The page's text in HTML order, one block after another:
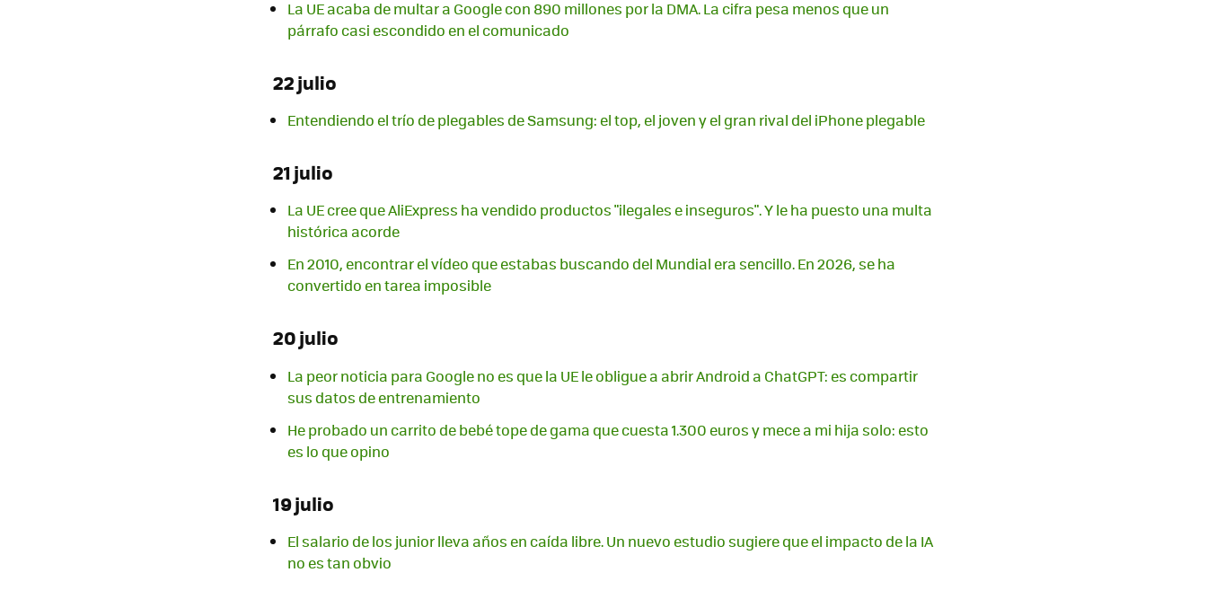
La UE acaba de multar a Google con 890 millones por la DMA. La cifra pesa menos que un
párrafo casi escondido en el comunicado
22 julio
Entendiendo el trío de plegables de Samsung: el top, el joven y el gran rival del iPhone plegable
21 julio
La UE cree que AliExpress ha vendido productos "ilegales e inseguros". Y le ha puesto una multa
histórica acorde
En 2010, encontrar el vídeo que estabas buscando del Mundial era sencillo. En 2026, se ha
convertido en tarea imposible
20 julio
La peor noticia para Google no es que la UE le obligue a abrir Android a ChatGPT: es compartir
sus datos de entrenamiento
He probado un carrito de bebé tope de gama que cuesta 1.300 euros y mece a mi hija solo: esto
es lo que opino
19 julio
El salario de los junior lleva años en caída libre. Un nuevo estudio sugiere que el impacto de la IA
no es tan obvio